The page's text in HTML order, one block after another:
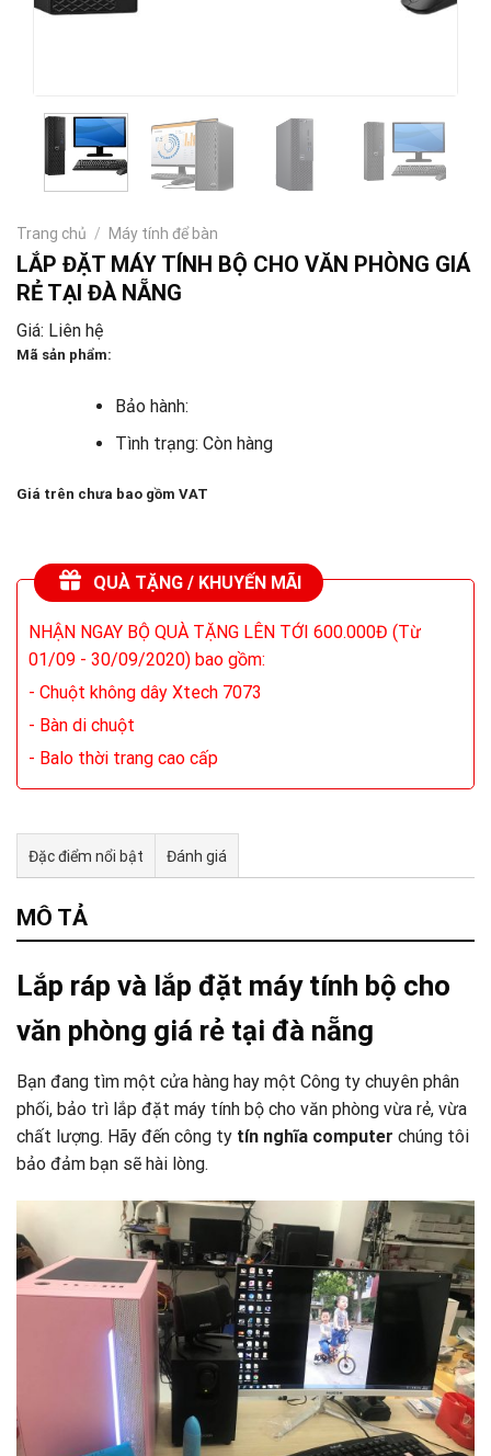
Trang chủ / Máy tính để bàn
LẮP ĐẶT MÁY TÍNH BỘ CHO VĂN PHÒNG GIÁ
RẺ TẠI ĐÀ NẴNG
Giá: Liên hệ
Mã sản phẩm:
Bảo hành:
Tình trạng: Còn hàng
Giá trên chưa bao gồm VAT
QUÀ TẶNG / KHUYẾN MÃI
NHẬN NGAY BỘ QUÀ TẶNG LÊN TỚI 600.000Đ (Từ
01/09 - 30/09/2020) bao gồm:
- Chuột không dây Xtech 7073
- Bàn di chuột
- Balo thời trang cao cấp
Đặc điểm nổi bật Đánh giá
Tư vấn & bán hàng qua Facebook
MÔ TẢ
Lắp ráp và lắp đặt máy tính bộ cho
văn phòng giá rẻ tại đà nẵng
Bạn đang tìm một cửa hàng hay một Công ty chuyên phân
phối, bảo trì lắp đặt máy tính bộ cho văn phòng vừa rẻ, vừa
chất lượng. Hãy đến công ty tín nghĩa computer chúng tôi
bảo đảm bạn sẽ hài lòng.